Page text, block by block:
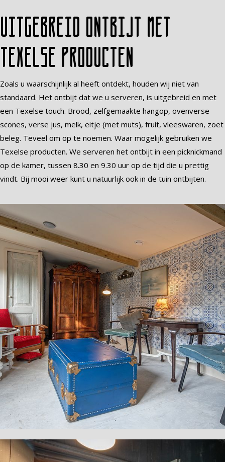
Uitgebreid ontbijt met
Texelse producten
Zoals u waarschijnlijk al heeft ontdekt, houden wij niet van
standaard. Het ontbijt dat we u serveren, is uitgebreid en met
een Texelse touch. Brood, zelfgemaakte hangop, ovenverse
scones, verse jus, melk, eitje (met muts), fruit, vleeswaren, zoet
beleg. Teveel om op te noemen. Waar mogelijk gebruiken we
Texelse producten. We serveren het ontbijt in een picknickmand
op de kamer, tussen 8.30 en 9.30 uur op de tijd die u prettig
vindt. Bij mooi weer kunt u natuurlijk ook in de tuin ontbijten.